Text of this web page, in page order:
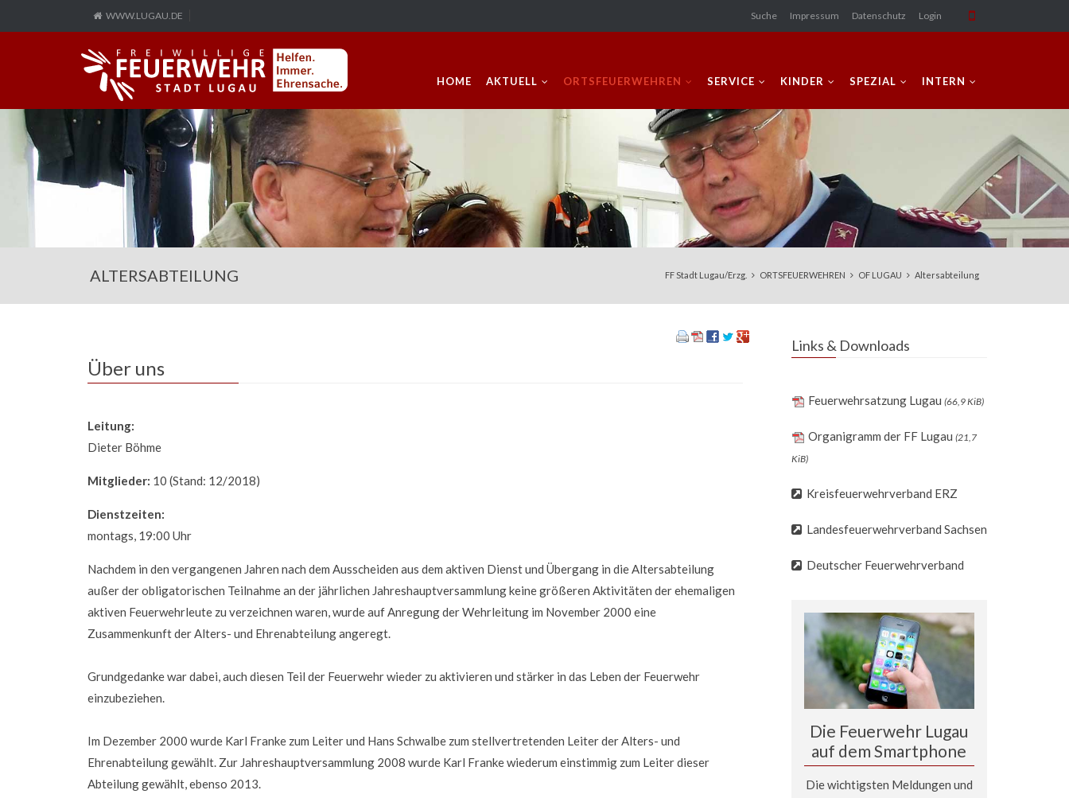
WWW.LUGAU.DE Suche Impressum Datenschutz Login
HOME AKTUELL ORTSFEUERWEHREN SERVICE KINDER SPEZIAL INTERN
FF Stadt Lugau/Erzg. ORTSFEUERWEHREN OF LUGAU Altersabteilung
ALTERSABTEILUNG
Über uns
Leitung:
Dieter Böhme
Mitglieder: 10 (Stand: 12/2018)
Dienstzeiten:
montags, 19:00 Uhr
Nachdem in den vergangenen Jahren nach dem Ausscheiden aus dem aktiven Dienst und Übergang in die Altersabteilung
außer der obligatorischen Teilnahme an der jährlichen Jahreshauptversammlung keine größeren Aktivitäten der ehemaligen
aktiven Feuerwehrleute zu verzeichnen waren, wurde auf Anregung der Wehrleitung im November 2000 eine
Zusammenkunft der Alters- und Ehrenabteilung angeregt.
Grundgedanke war dabei, auch diesen Teil der Feuerwehr wieder zu aktivieren und stärker in das Leben der Feuerwehr
einzubeziehen.
Im Dezember 2000 wurde Karl Franke zum Leiter und Hans Schwalbe zum stellvertretenden Leiter der Alters- und
Ehrenabteilung gewählt. Zur Jahreshauptversammlung 2008 wurde Karl Franke wiederum einstimmig zum Leiter dieser
Abteilung gewählt, ebenso 2013.
Links & Downloads
Feuerwehrsatzung Lugau (66,9 KiB)
Organigramm der FF Lugau (21,7
KiB)
Kreisfeuerwehrverband ERZ
Landesfeuerwehrverband Sachsen
Deutscher Feuerwehrverband
Die Feuerwehr Lugau
auf dem Smartphone
Die wichtigsten Meldungen und